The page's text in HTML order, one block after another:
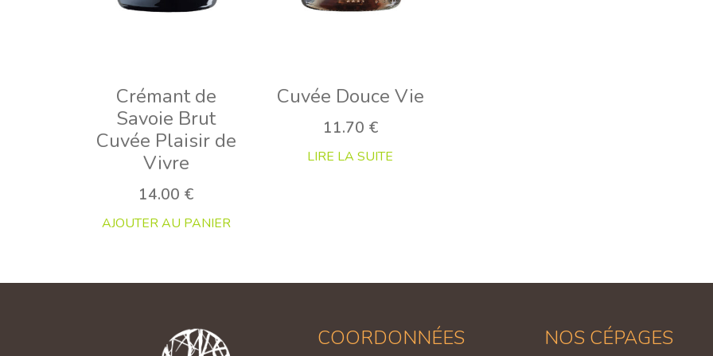
Crémant de
Savoie Brut
Cuvée Plaisir de
Vivre
14.00 €
AJOUTER AU PANIER
Cuvée Douce Vie
11.70 €
LIRE LA SUITE
COORDONNÉES NOS CÉPAGES